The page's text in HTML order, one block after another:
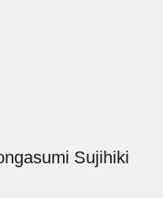
Sujihiki